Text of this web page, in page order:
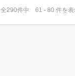
全290件中 61 - 80 件を表